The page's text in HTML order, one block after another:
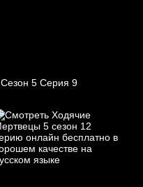
Сезон 5 Серия 9